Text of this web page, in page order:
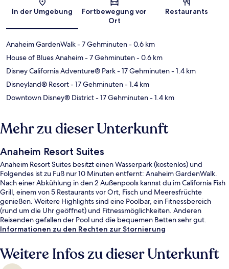
Karte
In der Umgebung
Fortbewegung vor
Ort
Restaurants
Anaheim GardenWalk- 7 Gehminuten- 0.6 km
House of Blues Anaheim- 7 Gehminuten- 0.6 km
Disney California Adventure® Park- 17 Gehminuten- 1.4 km
Disneyland® Resort- 17 Gehminuten- 1.4 km
Downtown Disney® District- 17 Gehminuten- 1.4 km
Mehr zu dieser Unterkunft
Anaheim Resort Suites
Anaheim Resort Suites besitzt einen Wasserpark (kostenlos) und
Folgendes ist zu Fuß nur 10 Minuten entfernt: Anaheim GardenWalk.
Nach einer Abkühlung in den 2 Außenpools kannst du im California Fish
Grill, einem von 5 Restaurants vor Ort, Fisch und Meeresfrüchte
genießen. Weitere Highlights sind eine Poolbar, ein Fitnessbereich
(rund um die Uhr geöffnet) und Fitnessmöglichkeiten. Anderen
Reisenden gefallen der Pool und die bequemen Betten sehr gut.
Informationen zu den Rechten zur Stornierung
Weitere Infos zu dieser Unterkunft